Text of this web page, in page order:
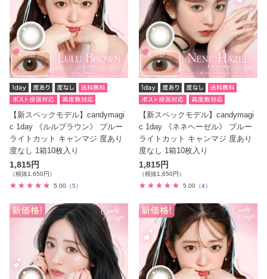
【新スペックモデル】candymagi
c 1day 《ルルブラウン》 ブルー
ライトカット キャンマジ 度あり
度なし 1箱10枚入り
1,815円
（税抜1,650円）
5.00 （5）
【新スペックモデル】candymagi
c 1day 《ネネヘーゼル》 ブルー
ライトカット キャンマジ 度あり
度なし 1箱10枚入り
1,815円
（税抜1,650円）
5.00 （4）